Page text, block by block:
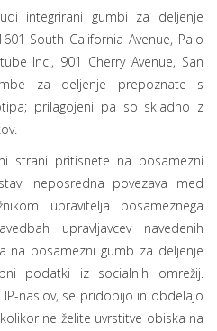
integrirani gumbi za deljenje
South California Avenue, Palo
Inc., 901 Cherry Avenue, San
za deljenje prepoznate s
prilagojeni pa so skladno z
strani pritisnete na posamezni
neposredna povezava med
upravitelja posameznega
upravljavcev navedenih
na posamezni gumb za deljenje
podatki iz socialnih omrežij.
naslov, se pridobijo in obdelajo
ne želite uvrstitve obiska na